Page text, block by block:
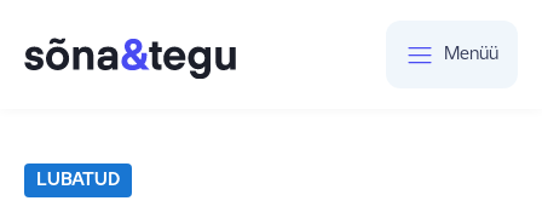
Menüü
LUBATUD